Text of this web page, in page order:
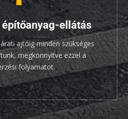
ellátás
ajtóig minden szükséges
megkönnyítve ezzel a
folyamatot.